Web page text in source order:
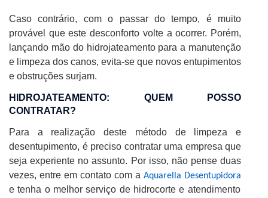
Caso contrário, com o passar do tempo, é muito
provável que este desconforto volte a ocorrer. Porém,
lançando mão do hidrojateamento para a manutenção
e limpeza dos canos, evita-se que novos entupimentos
e obstruções surjam.
HIDROJATEAMENTO: QUEM POSSO
CONTRATAR?
Para a realização deste método de limpeza e
desentupimento, é preciso contratar uma empresa que
seja experiente no assunto. Por isso, não pense duas
vezes, entre em contato com a Aquarella Desentupidora
e tenha o melhor serviço de hidrocorte e atendimento